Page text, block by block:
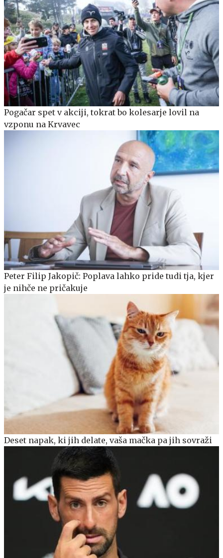
Pogačar spet v akciji, tokrat bo kolesarje lovil na
vzponu na Krvavec
Peter Filip Jakopič: Poplava lahko pride tudi tja, kjer
je nihče ne pričakuje
Deset napak, ki jih delate, vaša mačka pa jih sovraži